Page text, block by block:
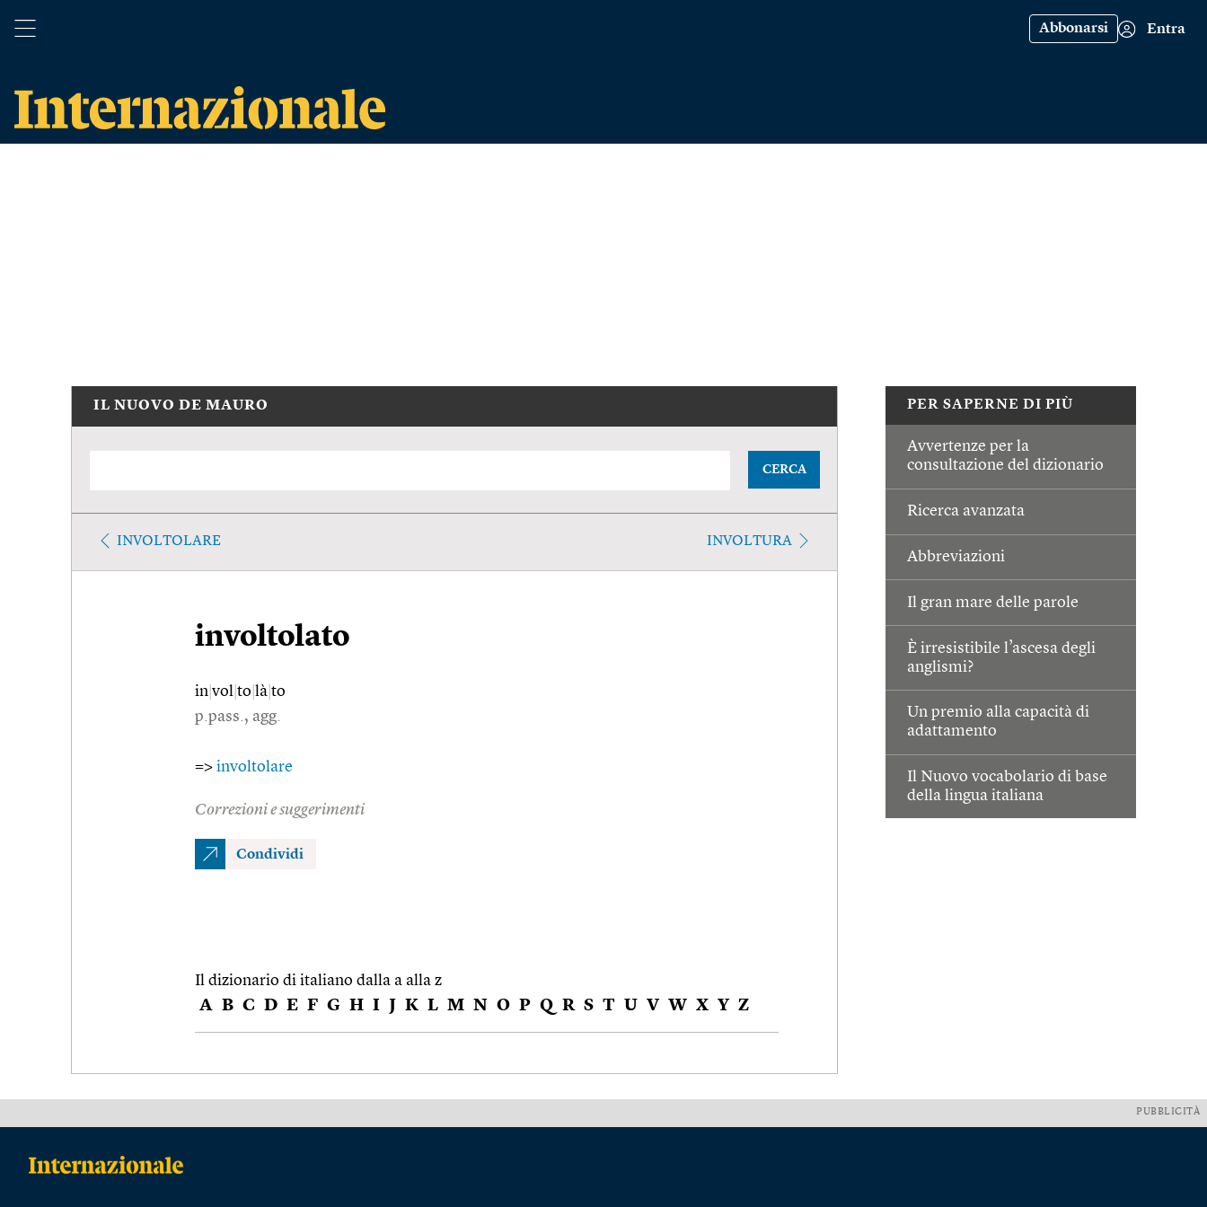
Abbonarsi Entra
PER SAPERNE DI PIÙ
Avvertenze per la
consultazione del dizionario
Ricerca avanzata
Abbreviazioni
Il gran mare delle parole
È irresistibile l’ascesa degli
anglismi?
Un premio alla capacità di
adattamento
Il Nuovo vocabolario di base
della lingua italiana
IL NUOVO DE MAURO
CERCA
INVOLTOLARE INVOLTURA
involtolato
in vol to là to
p.pass., agg.
=> involtolare
Correzioni e suggerimenti
Condividi
Il dizionario di italiano dalla a alla z
A B C D E F G H I J K L M N O P Q R S T U V W X Y Z
PUBBLICITÀ